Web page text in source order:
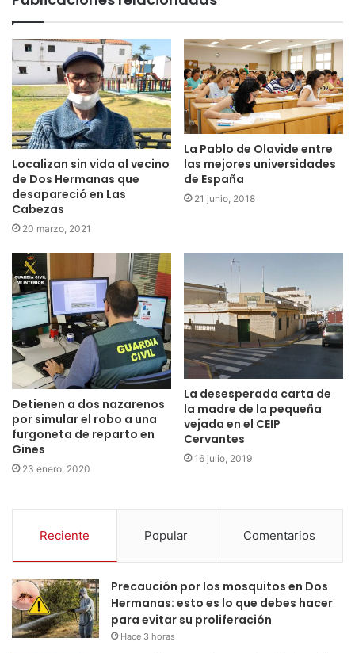
Localizan sin vida al vecino
de Dos Hermanas que
desapareció en Las
Cabezas
20 marzo, 2021
La Pablo de Olavide entre
las mejores universidades
de España
21 junio, 2018
Detienen a dos nazarenos
por simular el robo a una
furgoneta de reparto en
Gines
23 enero, 2020
La desesperada carta de
la madre de la pequeña
vejada en el CEIP
Cervantes
16 julio, 2019
Reciente Popular Comentarios
Precaución por los mosquitos en Dos
Hermanas: esto es lo que debes hacer
para evitar su proliferación
Hace 3 horas